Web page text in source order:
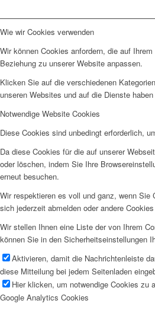
Wie wir Cookies verwenden
Wir können Cookies anfordern, die auf
Beziehung zu unserer Website anpassen.
Klicken Sie auf die verschiedenen
unseren Websites und auf die Dienste
Notwendige Website Cookies
Diese Cookies sind unbedingt erforderlich,
Da diese Cookies für die auf unserer
oder löschen, indem Sie Ihre
erneut besuchen.
Wir respektieren es voll und ganz, wenn
sich jederzeit abmelden oder andere
Wir stellen Ihnen eine Liste der von Ihrem
können Sie in den Sicherheitseinstellungen
Aktivieren, damit die Nachrichtenleiste
diese Mitteilung bei jedem Seitenladen
Hier klicken, um notwendige Cookies zu
Google Analytics Cookies